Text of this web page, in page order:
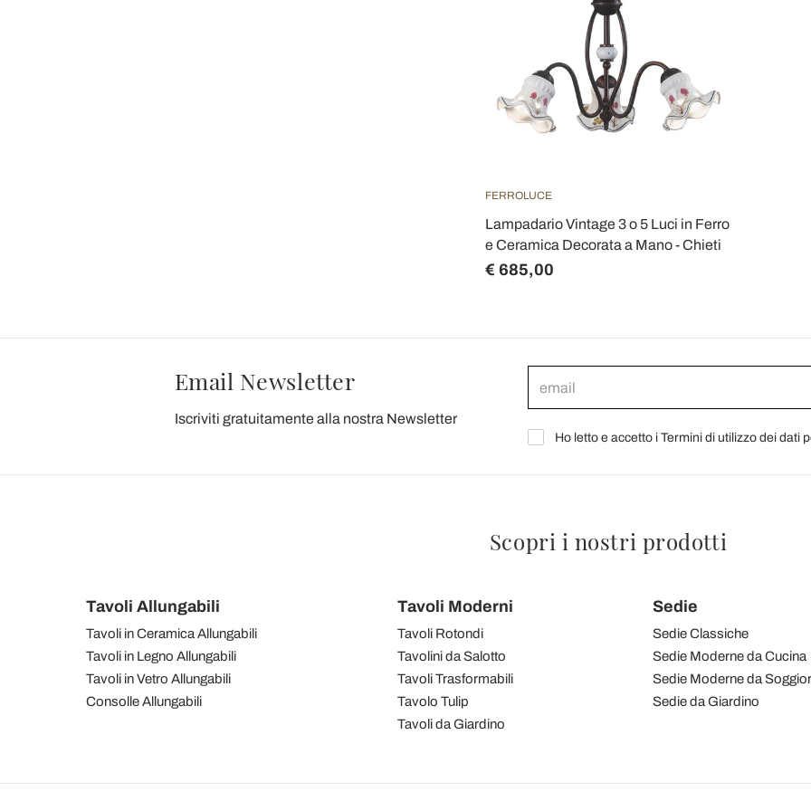
FERROLUCE
Lampadario Vintage 3 o 5 Luci in Ferro
e Ceramica Decorata a Mano - Chieti
€ 685,00
Email Newsletter
Iscriviti gratuitamente alla nostra Newsletter
Ho letto e accetto i Termini di utilizzo dei dati
Scopri i nostri prodotti
Tavoli Allungabili
Tavoli in Ceramica Allungabili
Tavoli in Legno Allungabili
Tavoli in Vetro Allungabili
Consolle Allungabili
Tavoli Moderni
Tavoli Rotondi
Tavolini da Salotto
Tavoli Trasformabili
Tavolo Tulip
Tavoli da Giardino
Sedie
Sedie Classiche
Sedie Moderne da Cucina
Sedie Moderne da
Sedie da Giardino